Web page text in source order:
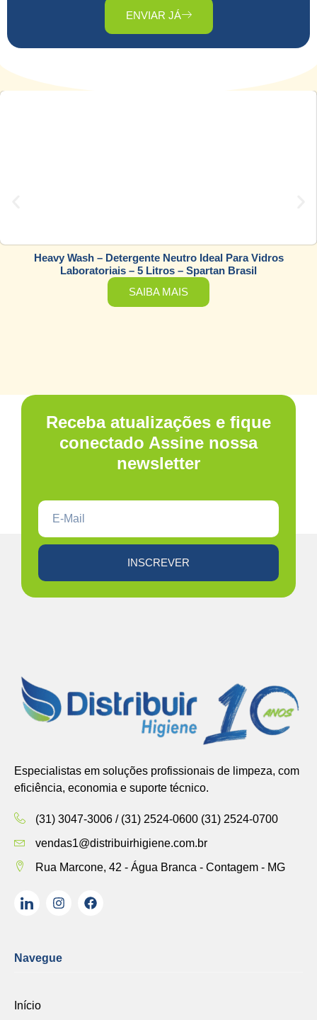
ENVIAR JÁ
Heavy Wash – Detergente Neutro Ideal Para Vidros
Laboratoriais – 5 Litros – Spartan Brasil
SAIBA MAIS
Receba atualizações e fique
conectado Assine nossa
newsletter
INSCREVER
Especialistas em soluções profissionais de limpeza, com
eficiência, economia e suporte técnico.
(31) 3047-3006 / (31) 2524-0600 (31) 2524-0700
vendas1@distribuirhigiene.com.br
Rua Marcone, 42 - Água Branca - Contagem - MG
Navegue
Início